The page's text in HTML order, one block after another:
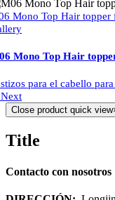
Mono Top Hair topper
Mono Top Hair
para el cabello
Next
Close product quick view
Title
Contacto con nosotros